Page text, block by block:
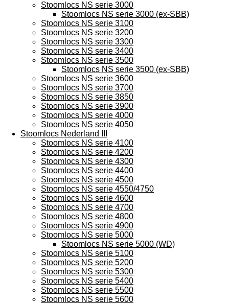
Stoomlocs NS serie 3000
Stoomlocs NS serie 3000 (ex-SBB)
Stoomlocs NS serie 3100
Stoomlocs NS serie 3200
Stoomlocs NS serie 3300
Stoomlocs NS serie 3400
Stoomlocs NS serie 3500
Stoomlocs NS serie 3500 (ex-SBB)
Stoomlocs NS serie 3600
Stoomlocs NS serie 3700
Stoomlocs NS serie 3850
Stoomlocs NS serie 3900
Stoomlocs NS serie 4000
Stoomlocs NS serie 4050
Stoomlocs Nederland III
Stoomlocs NS serie 4100
Stoomlocs NS serie 4200
Stoomlocs NS serie 4300
Stoomlocs NS serie 4400
Stoomlocs NS serie 4500
Stoomlocs NS serie 4550/4750
Stoomlocs NS serie 4600
Stoomlocs NS serie 4700
Stoomlocs NS serie 4800
Stoomlocs NS serie 4900
Stoomlocs NS serie 5000
Stoomlocs NS serie 5000 (WD)
Stoomlocs NS serie 5100
Stoomlocs NS serie 5200
Stoomlocs NS serie 5300
Stoomlocs NS serie 5400
Stoomlocs NS serie 5500
Stoomlocs NS serie 5600